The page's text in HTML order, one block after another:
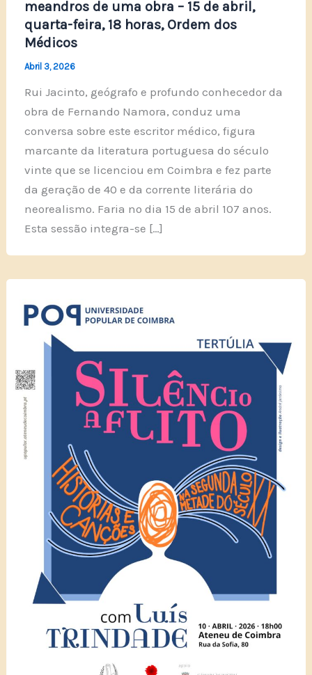
meandros de uma obra – 15 de abril,
quarta-feira, 18 horas, Ordem dos
Médicos
Abril 3, 2026
Rui Jacinto, geógrafo e profundo conhecedor da
obra de Fernando Namora, conduz uma
conversa sobre este escritor médico, figura
marcante da literatura portuguesa do século
vinte que se licenciou em Coimbra e fez parte
da geração de 40 e da corrente literária do
neorealismo. Faria no dia 15 de abril 107 anos.
Esta sessão integra-se […]